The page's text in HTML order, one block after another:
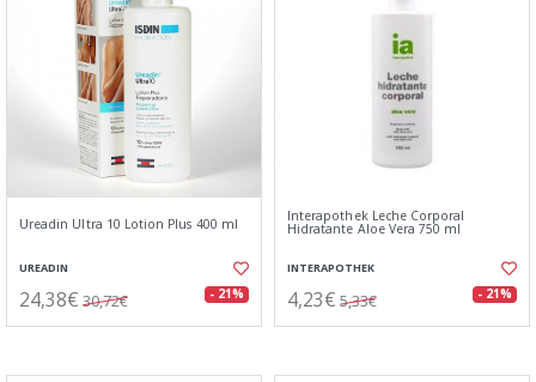
Ureadin Ultra 10 Lotion Plus 400 ml
UREADIN
24,38€ 30,72€ - 21%
Interapothek Leche Corporal
Hidratante Aloe Vera 750 ml
INTERAPOTHEK
4,23€ 5,33€ - 21%